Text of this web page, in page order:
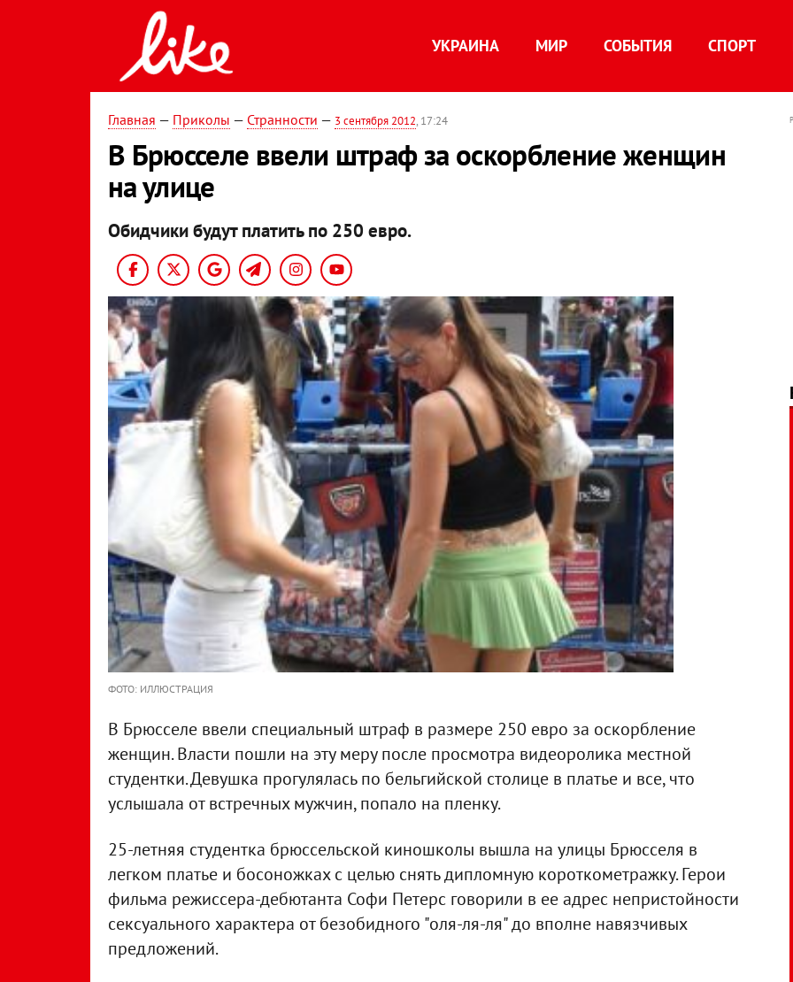
УКРАИНА МИР СОБЫТИЯ СПОРТ
Главная — Приколы — Странности — 3 сентября 2012, 17:24
В Брюсселе ввели штраф за оскорбление женщин
на улице
Обидчики будут платить по 250 евро.
ФОТО: ИЛЛЮСТРАЦИЯ
В Брюсселе ввели специальный штраф в размере 250 евро за оскорбление
женщин. Власти пошли на эту меру после просмотра видеоролика местной
студентки. Девушка прогулялась по бельгийской столице в платье и все, что
услышала от встречных мужчин, попало на пленку.
25-летняя студентка брюссельской киношколы вышла на улицы Брюсселя в
легком платье и босоножках с целью снять дипломную короткометражку. Герои
фильма режиссера-дебютанта Софи Петерс говорили в ее адрес непристойности
сексуального характера от безобидного "оля-ля-ля" до вполне навязчивых
предложений.